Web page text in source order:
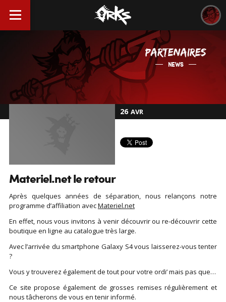
PARTENAIRES
NEWS
26 AVR
Materiel.net le retour
Après quelques années de séparation, nous relançons notre
programme d’affiliation avecMateriel.net
En effet, nous vous invitons à venir découvrir ou re-découvrir cette
boutique en ligne au catalogue très large.
Avec l’arrivée du smartphone Galaxy S4 vous laisserez-vous tenter
?
Vous y trouverez également de tout pour votre ordi’ mais pas que…
Ce site propose également de grosses remises régulièrement et
nous tâcherons de vous en tenir informé.